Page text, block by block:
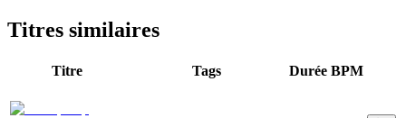
Titres similaires
Titre Tags Durée BPM